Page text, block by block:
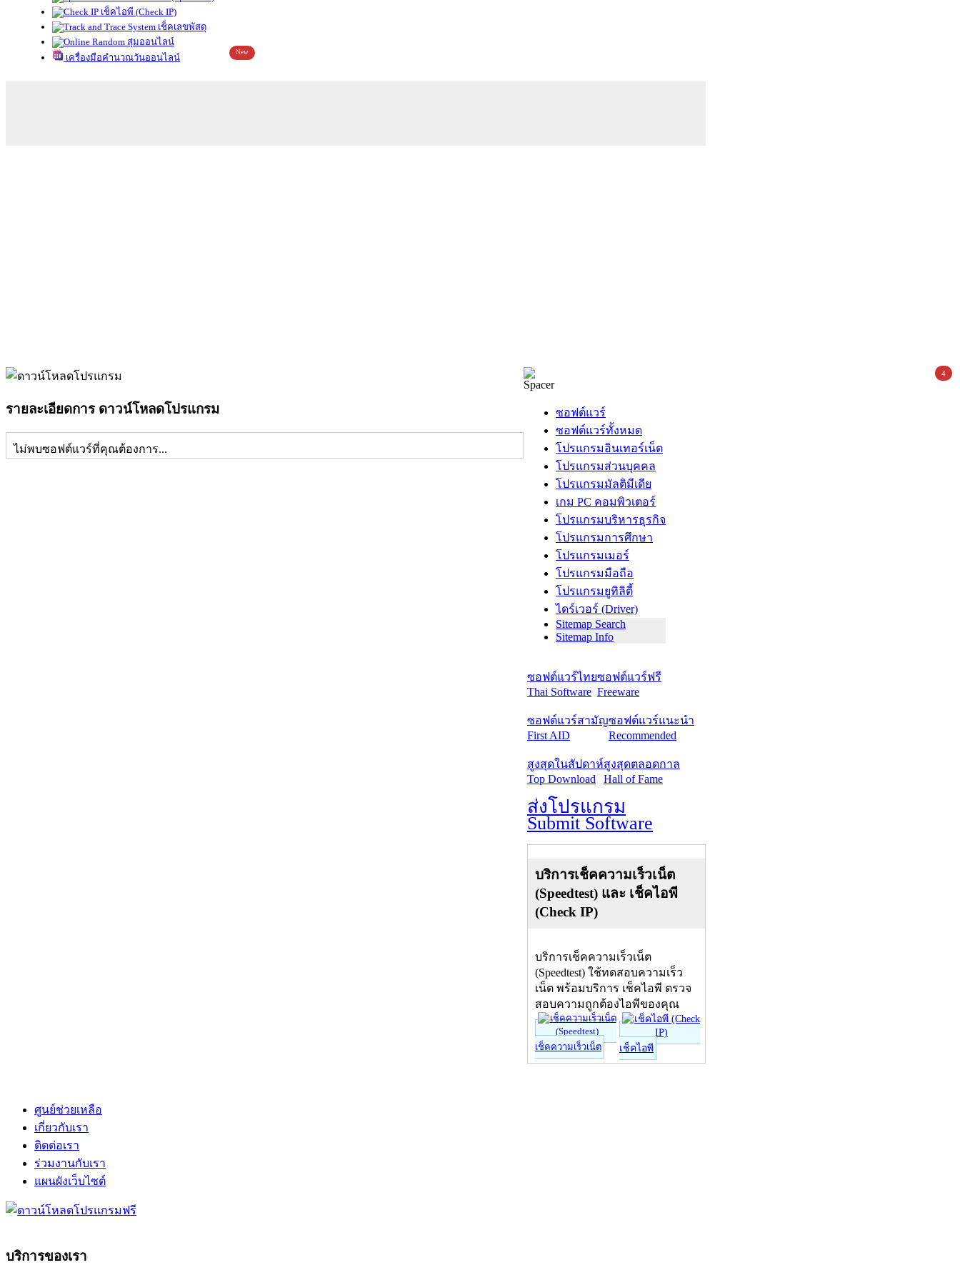
เช็คไอพี (Check IP)
เช็คเลขพัสดุ
สุ่มออนไลน์
เครื่องมือคำนวณวันออนไลน์
New
รายละเอียดการ ดาวน์โหลดโปรแกรม
ไม่พบซอฟต์แวร์ที่คุณต้องการ...
ซอฟต์แวร์
ซอฟต์แวร์ทั้งหมด
โปรแกรมอินเทอร์เน็ต
โปรแกรมส่วนบุคคล
โปรแกรมมัลติมีเดีย
เกม PC คอมพิวเตอร์
โปรแกรมบริหารธุรกิจ
โปรแกรมการศึกษา
โปรแกรมเมอร์
โปรแกรมมือถือ
โปรแกรมยูทิลิตี้
ไดร์เวอร์ (Driver)
Sitemap Search
Sitemap Info
ซอฟต์แวร์ไทย
Thai Software
ซอฟต์แวร์ฟรี
Freeware
ซอฟต์แวร์สามัญ
First AID
ซอฟต์แวร์แนะนำ
Recommended
สูงสุดในสัปดาห์
Top Download
สูงสุดตลอดกาล
Hall of Fame
ส่งโปรแกรม
Submit Software
บริการเช็คความเร็วเน็ต
(Speedtest) และ เช็คไอพี
(Check IP)
บริการเช็คความเร็วเน็ต
(Speedtest) ใช้ทดสอบความเร็ว
เน็ต พร้อมบริการ เช็คไอพี ตรวจ
สอบความถูกต้องไอพีของคุณ
เช็คความเร็วเน็ต เช็คไอพี
ศูนย์ช่วยเหลือ
เกี่ยวกับเรา
ติดต่อเรา
ร่วมงานกับเรา
4
แผนผังเว็บไซต์
บริการของเรา